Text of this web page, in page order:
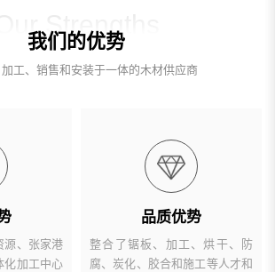
我们的优势
工、销售和安装于一体的木材供应商
Our Strengths
源、张家港
化加工中心
品质优势
整合了锯板、加工、烘干、防
腐、炭化、胶合和施工等人才和